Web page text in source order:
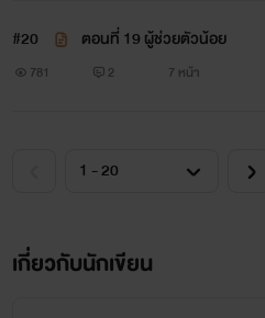
#20 ตอนที่ 19 ผู้ช่วยตัวน้อย
781 2 7 หน้า
เกี่ยวกับนักเขียน